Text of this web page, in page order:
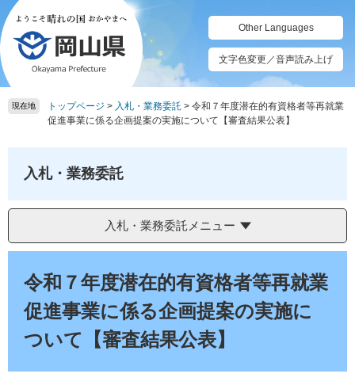
ペ
ー
ジ
の
先
頭
メ
ニ
ュ
ー
を
飛
Other Languages
文字色変更／音声読み上げ
現在地 トップページ > 入札・業務委託 > 令和７年度潜在的有資格者等再就業
促進事業に係る企画提案の実施について【審査結果公表】
入札・業務委託
入札・業務委託メニュー
令和７年度潜在的有資格者等再就業
促進事業に係る企画提案の実施に
ついて【審査結果公表】